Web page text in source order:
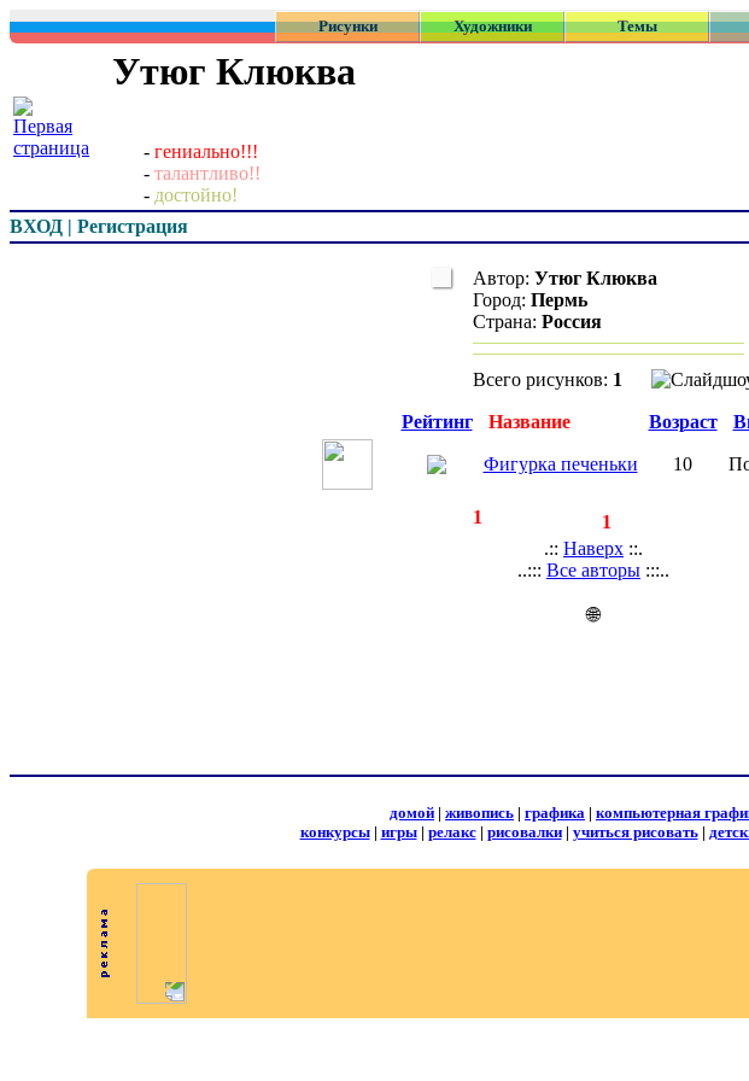
Рисунки Художники Темы
Утюг Клюква
- гениально!!!
- талантливо!!
- достойно!
ВХОД | Регистрация
Автор: Утюг Клюква
Город: Пермь
Страна: Россия
Всего рисунков: 1
Рейтинг Название Возраст
Фигурка печеньки 10
1
1
.:: Наверх ::.
..::: Все авторы :::..
🌐
домой | живопись | графика | компьютерная
конкурсы| игры| релакс| рисовалки| учиться рисовать|